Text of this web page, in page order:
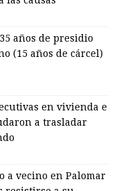
años de presidio
(15 años de cárcel)
en vivienda e
a trasladar
a vecino en Palomar